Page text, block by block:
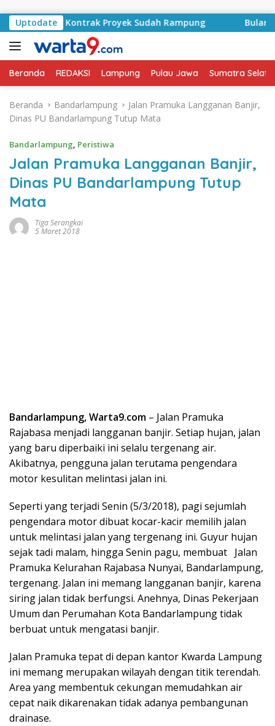
UptodateKontrak Proyek Sudah Rampung Bulan
Beranda REDAKSI Lampung Pulau Jawa Sumatra
Beranda Bandarlampung
Jalan Pramuka Langganan Banjir,
Dinas PU Bandarlampung Tutup Mata
Bandarlampung, Peristiwa
Jalan Pramuka Langganan Banjir,
Dinas PU Bandarlampung Tutup
Mata
Tiga Serangkai
5 Maret 2018
Bandarlampung, Warta9.com – Jalan Pramuka
Rajabasa menjadi langganan banjir. Setiap hujan, jalan
yang baru diperbaiki ini selalu tergenang air.
Akibatnya, pengguna jalan terutama pengendara
motor kesulitan melintasi jalan ini.
Seperti yang terjadi Senin (5/3/2018), pagi sejumlah
pengendara motor dibuat kocar-kacir memilih jalan
untuk melintasi jalan yang tergenang ini. Guyur hujan
sejak tadi malam, hingga Senin pagu, membuat Jalan
Pramuka Kelurahan Rajabasa Nunyai, Bandarlampung,
tergenang. Jalan ini memang langganan banjir, karena
siring jalan tidak berfungsi. Anehnya, Dinas Pekerjaan
Umum dan Perumahan Kota Bandarlampung tidak
berbuat untuk mengatasi banjir.
Jalan Pramuka tepat di depan kantor Kwarda Lampung
ini memang merupakan wilayah dengan titik terendah.
Area yang membentuk cekungan memudahkan air
cepat naik dikarenakan tidak adanya pembangunan
drainase.